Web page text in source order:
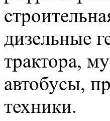
дизельные
трактора,
автобусы,
техники.